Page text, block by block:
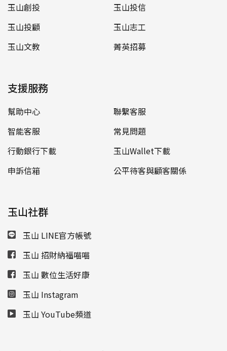
玉山創投
玉山投信
玉山投顧
玉山志工
玉山文教
菁英招募
支援服務
幫助中心
聯繫客服
智能客服
常見問題
行動銀行下載
玉山Wallet下載
申訴信箱
公平待客與顧客關係
玉山社群
玉山 LINE官方帳號
玉山 招財納福喵喵
玉山 數位生活好康
玉山 Instagram
玉山 YouTube頻道